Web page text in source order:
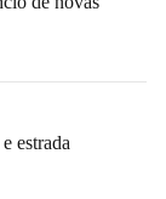
estrada